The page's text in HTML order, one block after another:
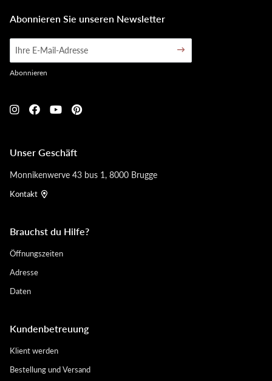
Unser Geschäft
Monnikenwerve 43 bus 1, 8000 Brugge
Kontakt
Brauchst du Hilfe?
Öffnungszeiten
Adresse
Daten
Kundenbetreuung
Klient werden
Bestellung und Versand
Abonnieren Sie unseren Newsletter
Abonnieren